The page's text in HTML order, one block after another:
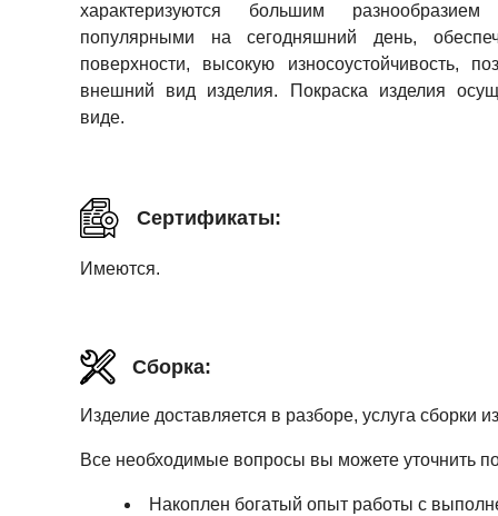
характеризуются большим
популярными на сегодняшний день,
поверхности, высокую износоустойчивость,
внешний вид изделия. Покраска изделия
виде.
Сертификаты:
Имеются.
Сборка:
Изделие доставляется в разборе, услуга
Все необходимые вопросы вы можете уточнить
Накоплен богатый опыт работы с